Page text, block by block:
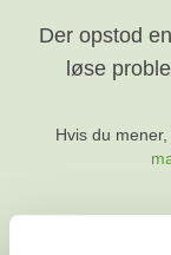
Der opstod
løse
Hvis du